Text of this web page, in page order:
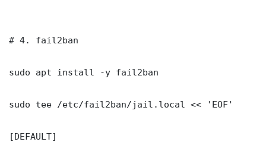
# 4. fail2ban
sudo apt install -y fail2ban
sudo tee /etc/fail2ban/jail.local << 'EOF'
[DEFAULT]